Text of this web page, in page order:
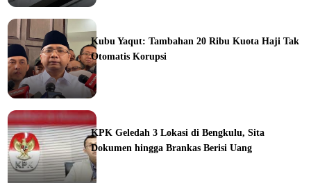
Kubu Yaqut: Tambahan 20 Ribu Kuota Haji Tak
Otomatis Korupsi
KPK Geledah 3 Lokasi di Bengkulu, Sita
Dokumen hingga Brankas Berisi Uang